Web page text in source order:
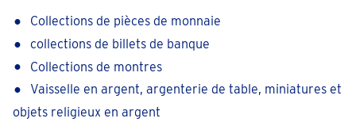
Collections de pièces de monnaie
collections de billets de banque
Collections de montres
Vaisselle en argent, argenterie de table, miniatures et
objets religieux en argent